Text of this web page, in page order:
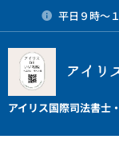
平日９時～
アイリ
アイリス国際司法書士